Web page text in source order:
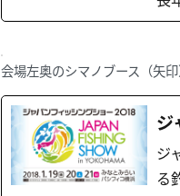
会場左奥のシマノブース（矢
ジ
ジ
る